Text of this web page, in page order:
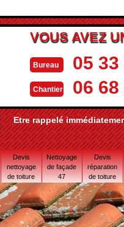
VOUS AVEZ
Bureau 05 33
Chantier 06 68
Etre rappelé
Devis
nettoyage
de toiture
47
Nettoyage
de façade
47
Devis
réparation
de toiture
47 Lot-et-
Garonne